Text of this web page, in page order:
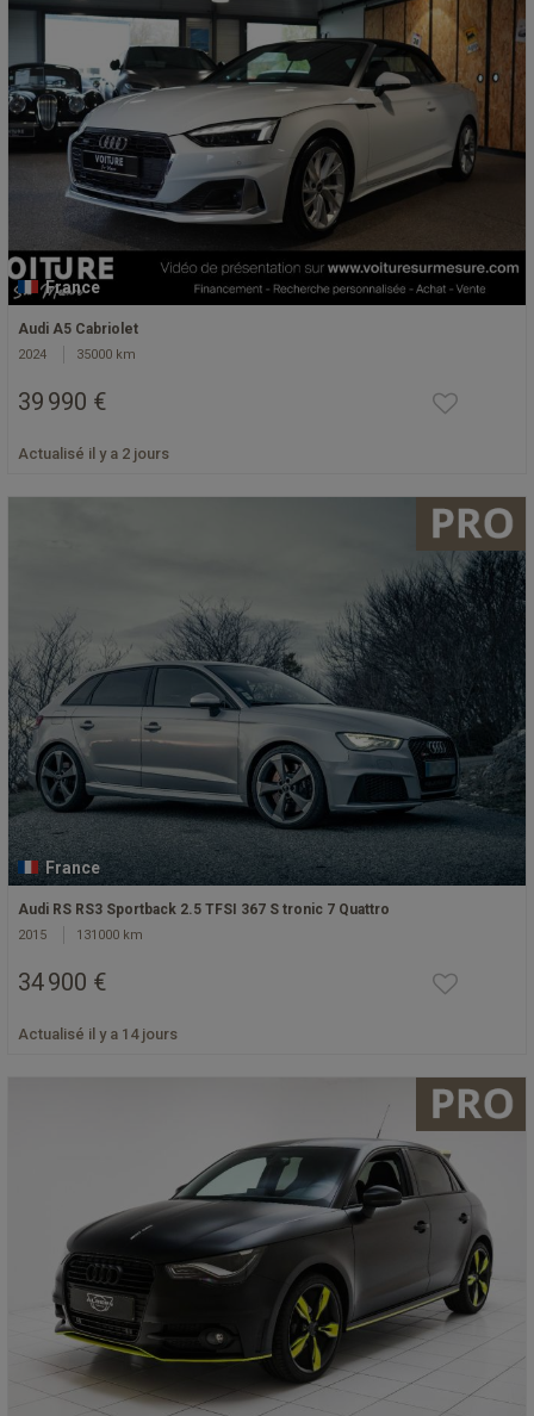
France
Audi A5 Cabriolet
2024 35000 km
39 990 €
Actualisé il y a 2 jours
France
Audi RS RS3 Sportback 2.5 TFSI 367 S tronic 7 Quattro
2015 131000 km
34 900 €
Actualisé il y a 14 jours